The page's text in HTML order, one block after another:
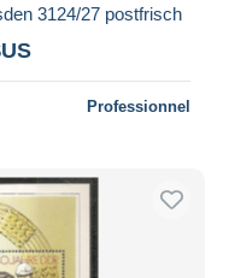
3124/27 postfrisch
Professionnel